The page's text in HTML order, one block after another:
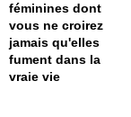
féminines dont
vous ne croirez
jamais qu'elles
fument dans la
vraie vie